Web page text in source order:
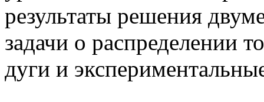
результаты решения
задачи о распределении
дуги и